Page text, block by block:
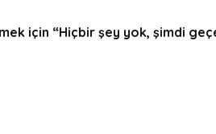
için “Hiçbir şey yok, şimdi